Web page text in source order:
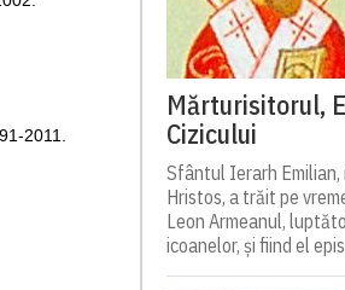
2011.
Mărturisitorul,
Cizicului
Sfântul Ierarh
Hristos, a trăit pe
Leon Armeanul,
icoanelor, și fiind el